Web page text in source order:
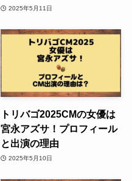
2025年5月11日
トリバゴ2025CMの女優は
宮永アズサ！プロフィール
と出演の理由
2025年5月10日